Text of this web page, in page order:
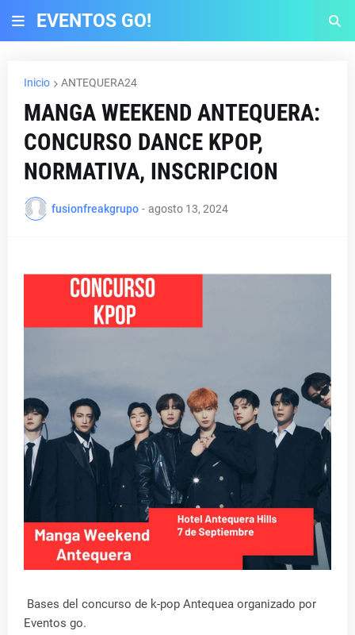
EVENTOS GO!
Inicio ANTEQUERA24
MANGA WEEKEND ANTEQUERA:
CONCURSO DANCE KPOP,
NORMATIVA, INSCRIPCION
fusionfreakgrupo - agosto 13, 2024
Bases del concurso de k-pop Antequea organizado por
Eventos go.